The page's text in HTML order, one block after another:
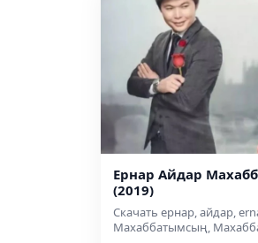
Ернар Айдар
(2019)
Скачать ернар, айдар,
Махаббатымсың,